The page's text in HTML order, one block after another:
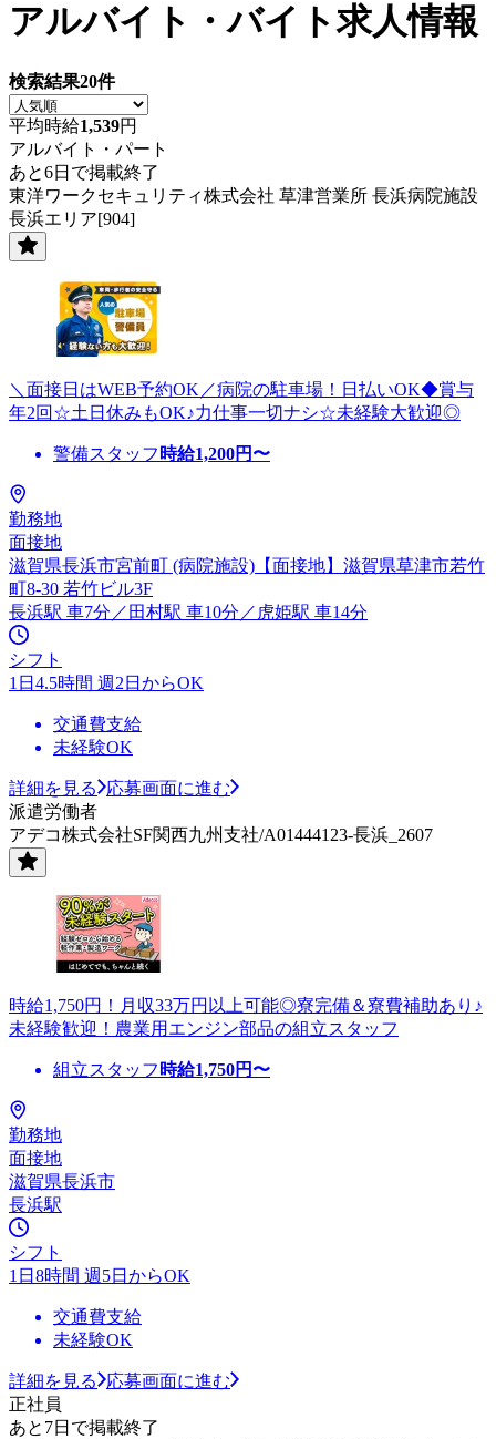
アルバイト・バイト求人情報
検索結果20件
平均時給1,539円
アルバイト・パート
あと6日で掲載終了
東洋ワークセキュリティ株式会社 草津営業所 長浜病院施設
長浜エリア[904]
＼面接日はWEB予約OK／病院の駐車場！日払いOK◆賞与
年2回☆土日休みもOK♪力仕事一切ナシ☆未経験大歓迎◎
警備スタッフ 時給1,200円〜
勤務地
面接地
滋賀県長浜市宮前町 (病院施設)【面接地】滋賀県草津市若竹
町8-30 若竹ビル3F
長浜駅 車7分／田村駅 車10分／虎姫駅 車14分
シフト
1日4.5時間 週2日からOK
交通費支給
未経験OK
詳細を見る
応募画面に進む
派遣労働者
アデコ株式会社SF関西九州支社/A01444123-長浜_2607
時給1,750円！月収33万円以上可能◎寮完備＆寮費補助あり♪
未経験歓迎！農業用エンジン部品の組立スタッフ
組立スタッフ 時給1,750円〜
勤務地
面接地
滋賀県長浜市
長浜駅
シフト
1日8時間 週5日からOK
交通費支給
未経験OK
詳細を見る
応募画面に進む
正社員
あと7日で掲載終了